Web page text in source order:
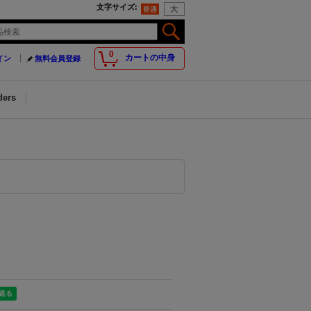
文字サイズ:
0 カートの中身
ン 無料会員登録